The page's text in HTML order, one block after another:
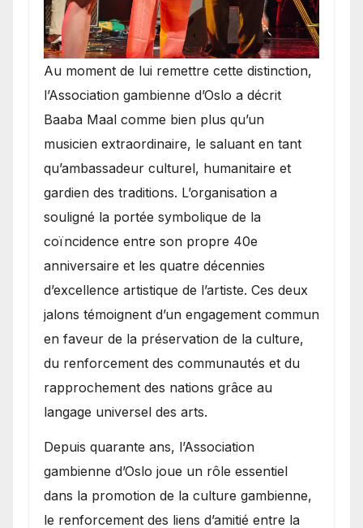
​Au moment de lui remettre cette distinction,
l’Association gambienne d’Oslo a décrit
Baaba Maal comme bien plus qu’un
musicien extraordinaire, le saluant en tant
qu’ambassadeur culturel, humanitaire et
gardien des traditions. L’organisation a
souligné la portée symbolique de la
coïncidence entre son propre 40e
anniversaire et les quatre décennies
d’excellence artistique de l’artiste. Ces deux
jalons témoignent d’un engagement commun
en faveur de la préservation de la culture,
du renforcement des communautés et du
rapprochement des nations grâce au
langage universel des arts.
​Depuis quarante ans, l’Association
gambienne d’Oslo joue un rôle essentiel
dans la promotion de la culture gambienne,
le renforcement des liens d’amitié entre la